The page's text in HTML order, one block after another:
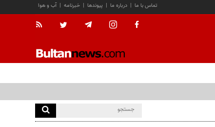
آب و هوا | خبرنامه | پیوندها | درباره ما | تماس با ما